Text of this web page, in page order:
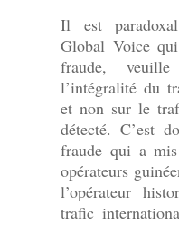
Il est
Global Voice
fraude,
l’intégralité du
et non sur le
détecté. C’est
fraude qui a
opérateurs
l’opérateur
trafic